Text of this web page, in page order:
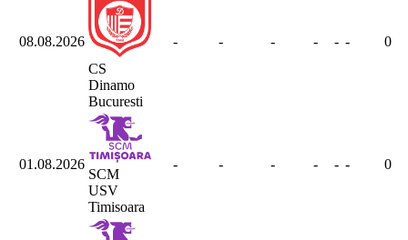
08.08.2026
CS
Dinamo
Bucuresti
- - - - - - 0
01.08.2026
SCM
USV
Timisoara
- - - - - - 0